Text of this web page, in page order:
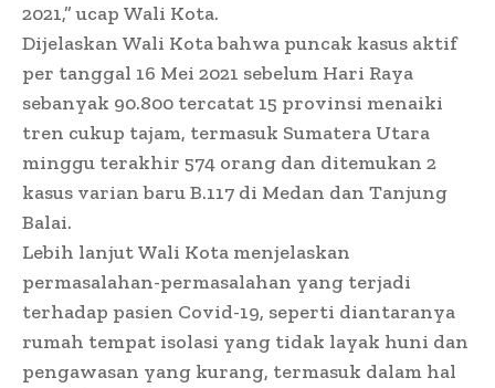
2021,” ucap Wali Kota.
Dijelaskan Wali Kota bahwa puncak kasus aktif
per tanggal 16 Mei 2021 sebelum Hari Raya
sebanyak 90.800 tercatat 15 provinsi menaiki
tren cukup tajam, termasuk Sumatera Utara
minggu terakhir 574 orang dan ditemukan 2
kasus varian baru B.117 di Medan dan Tanjung
Balai.
Lebih lanjut Wali Kota menjelaskan
permasalahan-permasalahan yang terjadi
terhadap pasien Covid-19, seperti diantaranya
rumah tempat isolasi yang tidak layak huni dan
pengawasan yang kurang, termasuk dalam hal